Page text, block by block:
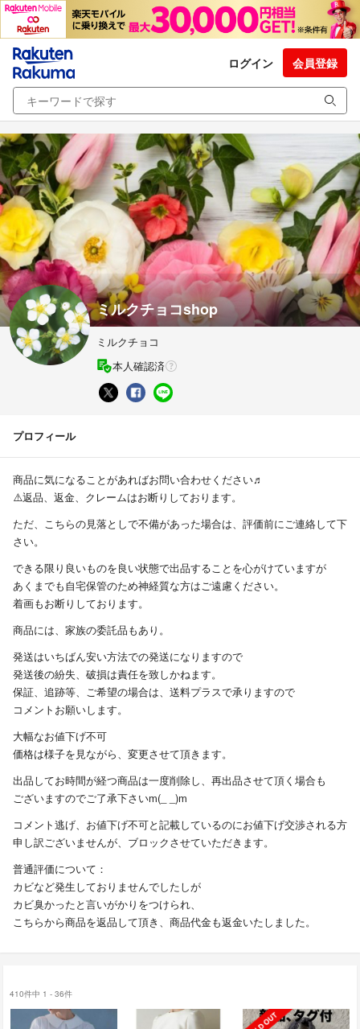
ログイン 会員登録
ミルクチョコshop
ミルクチョコ
本人確認済
プロフィール
商品に気になることがあればお問い合わせください♬
⚠️返品、返金、クレームはお断りしております。
ただ、こちらの見落としで不備があった場合は、評価前にご連絡して下
さい。
できる限り良いものを良い状態で出品することを心がけていますが
あくまでも自宅保管のため神経質な方はご遠慮ください。
着画もお断りしております。
商品には、家族の委託品もあり。
発送はいちばん安い方法での発送になりますので
発送後の紛失、破損は責任を致しかねます。
保証、追跡等、ご希望の場合は、送料プラスで承りますので
コメントお願いします。
大幅なお値下げ不可
価格は様子を見ながら、変更させて頂きます。
出品してお時間が経つ商品は一度削除し、再出品させて頂く場合も
ございますのでご了承下さいm(_ _)m
コメント逃げ、お値下げ不可と記載しているのにお値下げ交渉される方
申し訳ございませんが、ブロックさせていただきます。
普通評価について：
カビなど発生しておりませんでしたしが
カビ臭かったと言いがかりをつけられ、
こちらから商品を返品して頂き、商品代金も返金いたしました。
410件中 1 - 36件